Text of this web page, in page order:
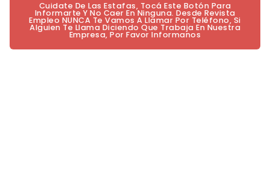
Cuidate De Las Estafas, Tocá Este Botón Para
Informarte Y No Caer En Ninguna. Desde Revista
Empleo NUNCA Te Vamos A Llamar Por Teléfono, Si
Alguien Te Llama Diciendo Que Trabaja En Nuestra
Empresa, Por Favor Informanos